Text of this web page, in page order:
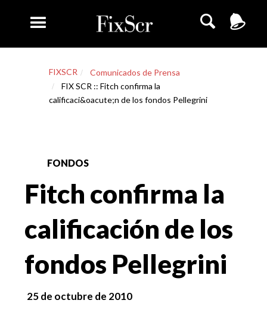
FIXSCR
Comunicados de Prensa
FIX SCR :: Fitch confirma la
calificaci&oacute;n de los fondos Pellegrini
FONDOS
Fitch confirma la
calificación de los
fondos Pellegrini
25 de octubre de 2010